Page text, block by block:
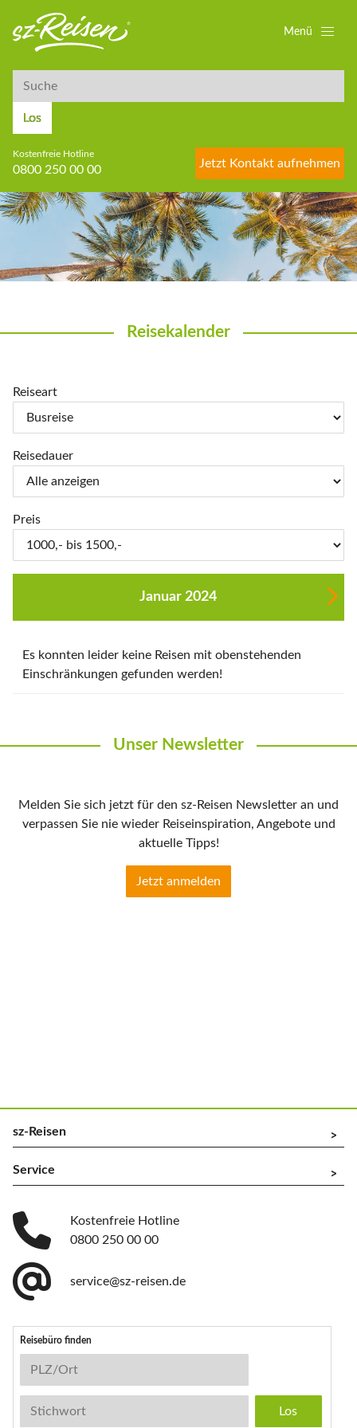
Suche
Los
Kostenfreie Hotline
0800 250 00 00
Jetzt Kontakt aufnehmen
Menü
Reisekalender
Reiseart
Reisedauer
Preis
Januar 2024
Es konnten leider keine Reisen mit obenstehenden
Einschränkungen gefunden werden!
Unser Newsletter
Melden Sie sich jetzt für den sz-Reisen Newsletter an und
verpassen Sie nie wieder Reiseinspiration, Angebote und
aktuelle Tipps!
Jetzt anmelden
sz-Reisen ^
Service ^
Kostenfreie Hotline
0800 250 00 00
service@sz-reisen.de
Reisebüro finden
Reisebüro-Suche
PLZ/Ort